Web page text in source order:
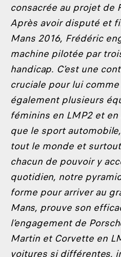
consacrée au projet de
Après avoir disputé et
Mans 2016, Frédéric
machine pilotée par
handicap. C’est une
cruciale pour lui
également plusieurs
féminins en LMP2 et
que le sport
tout le monde et
chacun de pouvoir y
quotidien, notre
forme pour arriver au
Mans, prouve son
l’engagement de
Martin et Corvette en
voitures si différentes,